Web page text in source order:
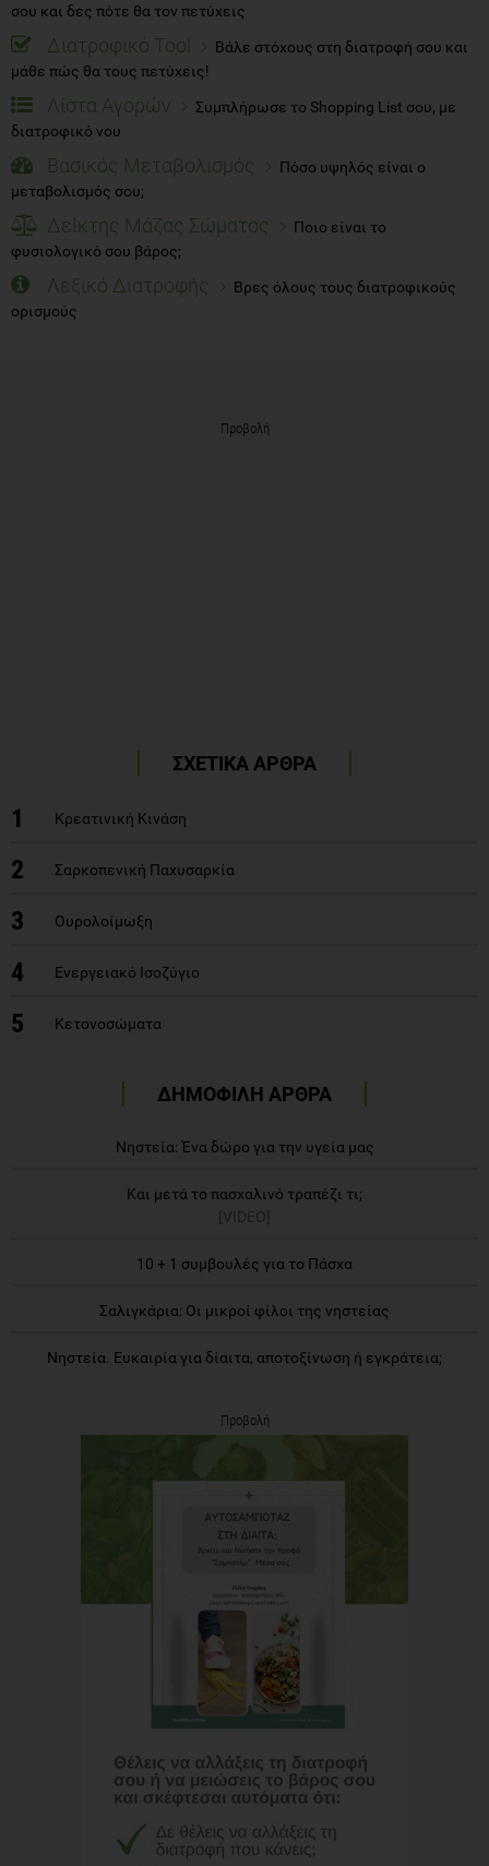
σου και δες πότε θα τον πετύχεις
Διατροφικό Tool
Βάλε στόχους στη διατροφή σου και
μάθε πώς θα τους πετύχεις!
Λίστα Αγορών
Συμπλήρωσε το Shopping List σου, με
διατροφικό νου
Βασικός Μεταβολισμός
Πόσο υψηλός είναι ο
μεταβολισμός σου;
Δείκτης Μάζας Σώματος
Ποιο είναι το
φυσιολογικό σου βάρος;
Λεξικό Διατροφής
Βρες όλους τους διατροφικούς
ορισμούς
Προβολή
ΣΧΕΤΙΚΑ ΑΡΘΡΑ
1 Κρεατινική Κινάση
2 Σαρκοπενική Παχυσαρκία
3 Ουρολοίμωξη
4 Ενεργειακό Ισοζύγιο
5 Κετονοσώματα
ΔΗΜΟΦΙΛΗ ΑΡΘΡΑ
Νηστεία: Ένα δώρο για την υγεία μας
Και μετά το πασχαλινό τραπέζι τι;
[VIDEO]
10 + 1 συμβουλές για το Πάσχα
Σαλιγκάρια: Οι μικροί φίλοι της νηστείας
Νηστεία. Ευκαιρία για δίαιτα, αποτοξίνωση ή εγκράτεια;
Προβολή